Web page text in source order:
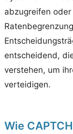
abzugreifen
entscheidend,
verstehen, um
verteidigen.
Wie